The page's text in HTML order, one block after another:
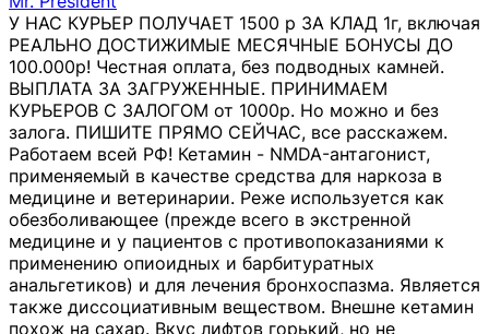
У НАС КУРЬЕР ПОЛУЧАЕТ 1500 р ЗА КЛАД 1г, включая
РЕАЛЬНО ДОСТИЖИМЫЕ МЕСЯЧНЫЕ БОНУСЫ ДО
100.000р! Честная оплата, без подводных камней.
ВЫПЛАТА ЗА ЗАГРУЖЕННЫЕ. ПРИНИМАЕМ
КУРЬЕРОВ С ЗАЛОГОМ от 1000р. Но можно и без
залога. ПИШИТЕ ПРЯМО СЕЙЧАС, все расскажем.
Работаем всей РФ! Кетамин - NMDA-антагонист,
применяемый в качестве средства для наркоза в
медицине и ветеринарии. Реже используется как
обезболивающее (прежде всего в экстренной
медицине и у пациентов с противопоказаниями к
применению опиоидных и барбитуратных
анальгетиков) и для лечения бронхоспазма. Является
также диссоциативным веществом. Внешне кетамин
похож на сахар. Вкус лифтов горький, но не